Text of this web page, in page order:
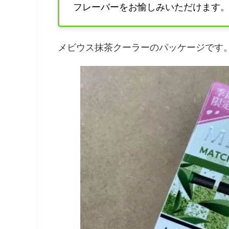
フレーバーをお愉しみいただけます。
メビウス抹茶クーラーのパッケージです